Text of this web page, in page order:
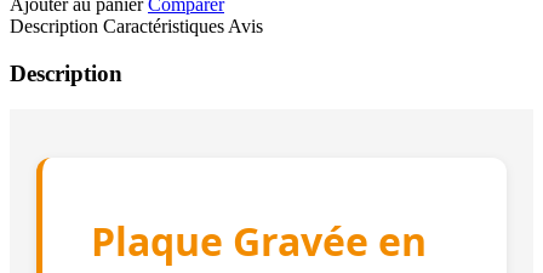
Ajouter au panier Comparer
Description Caractéristiques Avis
Description
Plaque Gravée en